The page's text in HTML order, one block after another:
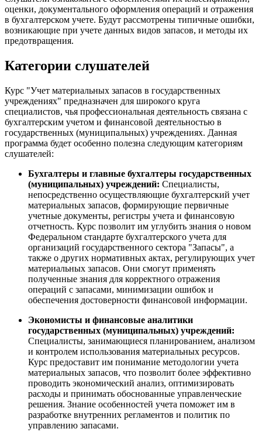
оценки, документального оформления операций и отражения
в бухгалтерском учете. Будут рассмотрены типичные ошибки,
возникающие при учете данных видов запасов, и методы их
предотвращения.
Категории слушателей
Курс "Учет материальных запасов в государственных
учреждениях" предназначен для широкого круга
специалистов, чья профессиональная деятельность связана с
бухгалтерским учетом и финансовой деятельностью в
государственных (муниципальных) учреждениях. Данная
программа будет особенно полезна следующим категориям
слушателей:
Бухгалтеры и главные бухгалтеры государственных
(муниципальных) учреждений: Специалисты,
непосредственно осуществляющие бухгалтерский учет
материальных запасов, формирующие первичные
учетные документы, регистры учета и финансовую
отчетность. Курс позволит им углубить знания о новом
Федеральном стандарте бухгалтерского учета для
организаций государственного сектора "Запасы", а
также о других нормативных актах, регулирующих учет
материальных запасов. Они смогут применять
полученные знания для корректного отражения
операций с запасами, минимизации ошибок и
обеспечения достоверности финансовой информации.
Экономисты и финансовые аналитики
государственных (муниципальных) учреждений:
Специалисты, занимающиеся планированием, анализом
и контролем использования материальных ресурсов.
Курс предоставит им понимание методологии учета
материальных запасов, что позволит более эффективно
проводить экономический анализ, оптимизировать
расходы и принимать обоснованные управленческие
решения. Знание особенностей учета поможет им в
разработке внутренних регламентов и политик по
управлению запасами.